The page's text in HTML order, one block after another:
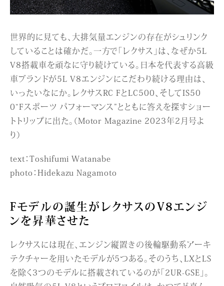
世界的に見ても、大排気量エンジンの存在がシュリンク
していることは確かだ。一方で「レクサス」は、なぜか5L
V8搭載車を頑なに守り続けている。日本を代表する高級
車ブランドが5L V8エンジンにこだわり続ける理由は、
いったいなにか。レクサスRC FとLC500、そしてIS50
0“Fスポーツ パフォーマンス”とともに答えを探すショー
トトリップに出た。（Motor Magazine 2023年2月号よ
り）
text：Toshifumi Watanabe
photo：Hidekazu Nagamoto
Fモデルの誕生がレクサスのV8エンジ
ンを昇華させた
レクサスには現在、エンジン縦置きの後輪駆動系アーキ
テクチャーを用いたモデルが5つある。そのうち、LXとLS
を除く3つのモデルに搭載されているのが「2UR-GSE」。